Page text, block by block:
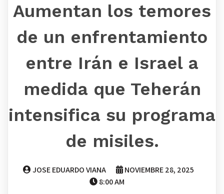
Aumentan los temores
de un enfrentamiento
entre Irán e Israel a
medida que Teherán
intensifica su programa
de misiles.
JOSE EDUARDO VIANA
NOVIEMBRE 28, 2025
8:00 AM